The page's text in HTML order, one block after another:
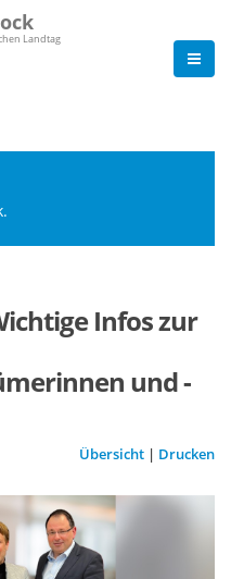
Landtag
Infos zur
und -
Übersicht | Drucken